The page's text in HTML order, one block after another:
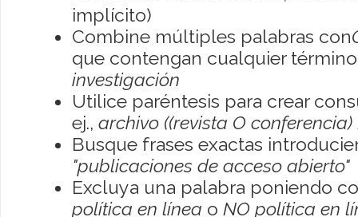
implícito)
Combine múltiples palabras con
que contengan cualquier
investigación
Utilice paréntesis para crear
ej., archivo ((revista O conferencia)
Busque frases exactas
"publicaciones de acceso abierto"
Excluya una palabra poniendo
política en línea o NO política en